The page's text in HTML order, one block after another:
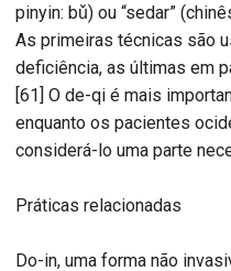
pinyin: bǔ) ou “sedar”
As primeiras técnicas são
deficiência, as últimas em
[61] O de-qi é mais
enquanto os pacientes
considerá-lo uma parte
Práticas relacionadas
Do-in, uma forma não